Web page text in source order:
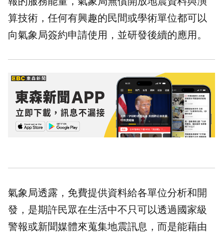
算技術，任何有興趣的民間或學術單位都可以
向氣象局簽約申請使用，並研發後續的應用。
氣象局透露，免費提供資料給各單位分析和開
發，是期許民眾在生活中不只可以透過國家級
警報或新聞媒體來蒐集地震訊息，而是能藉由